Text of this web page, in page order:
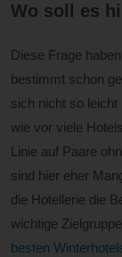
Wo soll es
Diese Frage
bestimmt schon
sich nicht so
wie vor viele
Linie auf Paare
sind hier eher
die Hotellerie die
wichtige
besten